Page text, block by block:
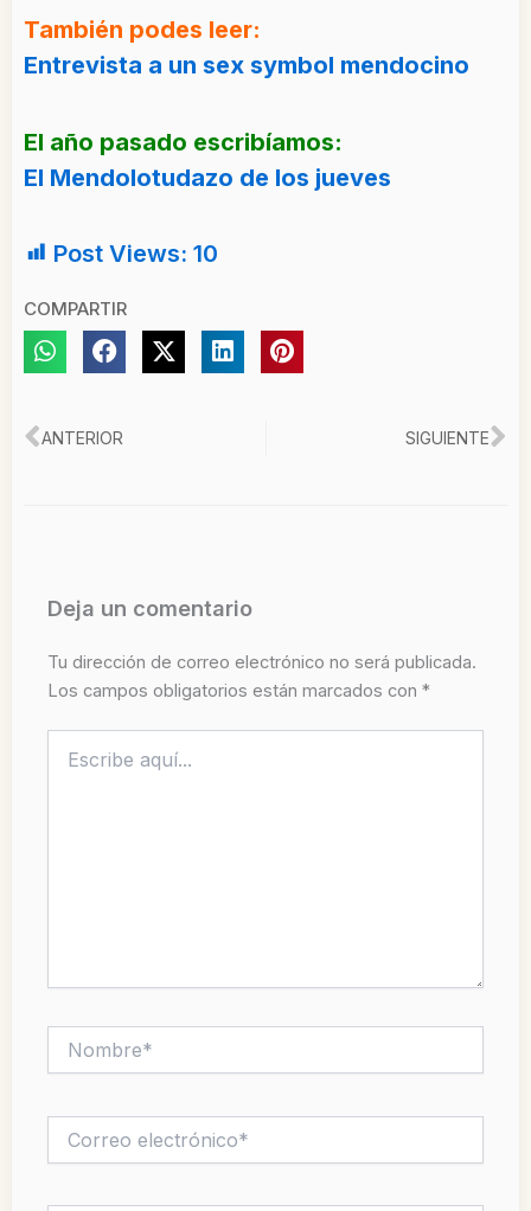
También podes leer:
Entrevista a un sex symbol mendocino
El año pasado escribíamos:
El Mendolotudazo de los jueves
Post Views: 10
COMPARTIR
Ant
ANTERIOR SIGUIENTE
Deja un comentario
Tu dirección de correo electrónico no será publicada.
Los campos obligatorios están marcados con *
aquí...
electrónico*